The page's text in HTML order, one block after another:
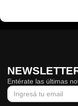
Entérate las últimas